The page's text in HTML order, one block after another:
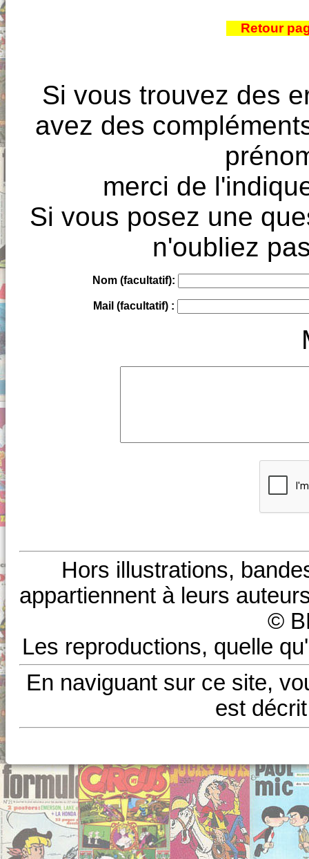
Retour
Si vous trouvez des
avez des
merci de
Si vous posez une
n'oubliez
Nom (facultatif):
Mail (facultatif) :
Hors illustrations,
appartiennent à leurs
©
Les reproductions, quelle
En naviguant sur ce site,
est